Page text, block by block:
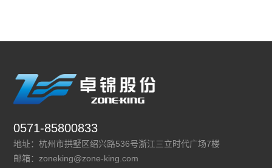
0571-85800833
地址：杭州市拱墅区绍兴路536号浙江三立时代广场7楼
邮箱：zoneking@zone-king.com